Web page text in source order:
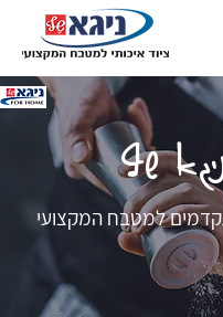
שף
למטבח המקצועי